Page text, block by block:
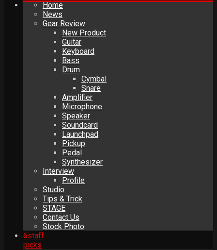
Home
News
Gear Review
New Product
Guitar
Keyboard
Bass
Drum
Cymbal
Snare
Amplifier
Microphone
Speaker
Soundcard
Launchpad
Pickup
Pedal
Synthesizer
Interview
Profile
Studio
Tips & Trick
STAGE
Contact Us
Stock Photo
6staff
picks